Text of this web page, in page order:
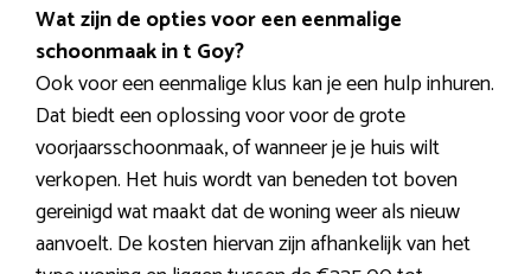
Wat zijn de opties voor een eenmalige
schoonmaak in t Goy?
Ook voor een eenmalige klus kan je een hulp inhuren.
Dat biedt een oplossing voor voor de grote
voorjaarsschoonmaak, of wanneer je je huis wilt
verkopen. Het huis wordt van beneden tot boven
gereinigd wat maakt dat de woning weer als nieuw
aanvoelt. De kosten hiervan zijn afhankelijk van het